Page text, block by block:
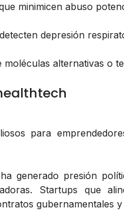
minimicen abuso
depresión
alternativas o
para
generado presión
Startups que
gubernamentales